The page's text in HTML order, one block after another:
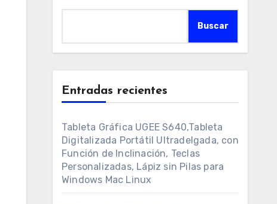
Buscar
Entradas recientes
Tableta Gráfica UGEE S640,Tableta
Digitalizada Portátil Ultradelgada, con
Función de Inclinación, Teclas
Personalizadas, Lápiz sin Pilas para
Windows Mac Linux